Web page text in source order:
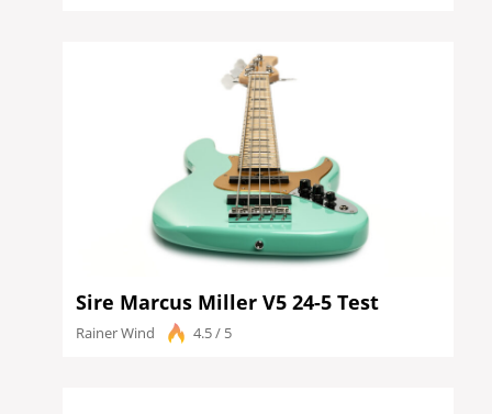
Sire Marcus Miller V5 24-5 Test
Rainer Wind 4.5 / 5